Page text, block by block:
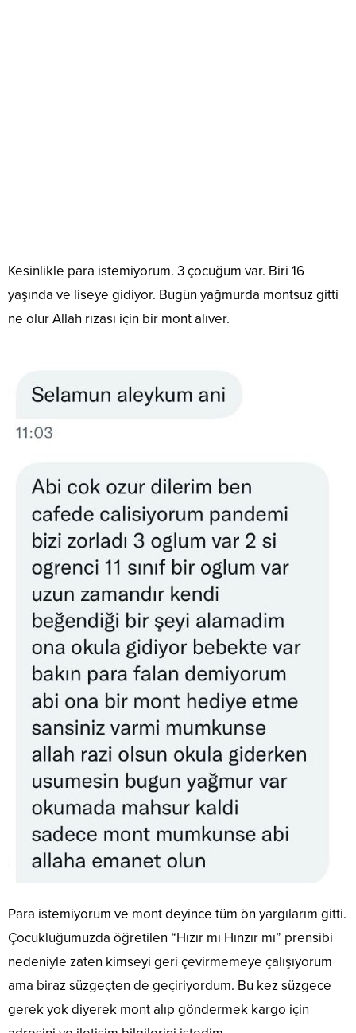
Kesinlikle para istemiyorum. 3 çocuğum var. Biri 16
yaşında ve liseye gidiyor. Bugün yağmurda montsuz gitti
ne olur Allah rızası için bir mont alıver.
Para istemiyorum ve mont deyince tüm ön yargılarım gitti.
Çocukluğumuzda öğretilen “Hızır mı Hınzır mı” prensibi
nedeniyle zaten kimseyi geri çevirmemeye çalışıyorum
ama biraz süzgeçten de geçiriyordum. Bu kez süzgece
gerek yok diyerek mont alıp göndermek kargo için